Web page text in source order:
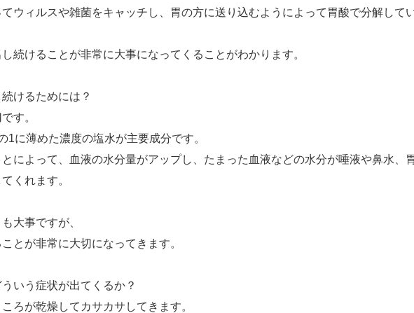
ウィルスや雑菌をキャッチし、胃の方に送り込むようによって胃酸で分解して
続けることが非常に大事になってくることがわかります。
けるためには？
す。
1に薄めた濃度の塩水が主要成分です。
によって、血液の水分量がアップし、たまった血液などの水分が唾液や鼻水、
くれます。
大事ですが、
とが非常に大切になってきます。
いう症状が出てくるか？
ろが乾燥してカサカサしてきます。